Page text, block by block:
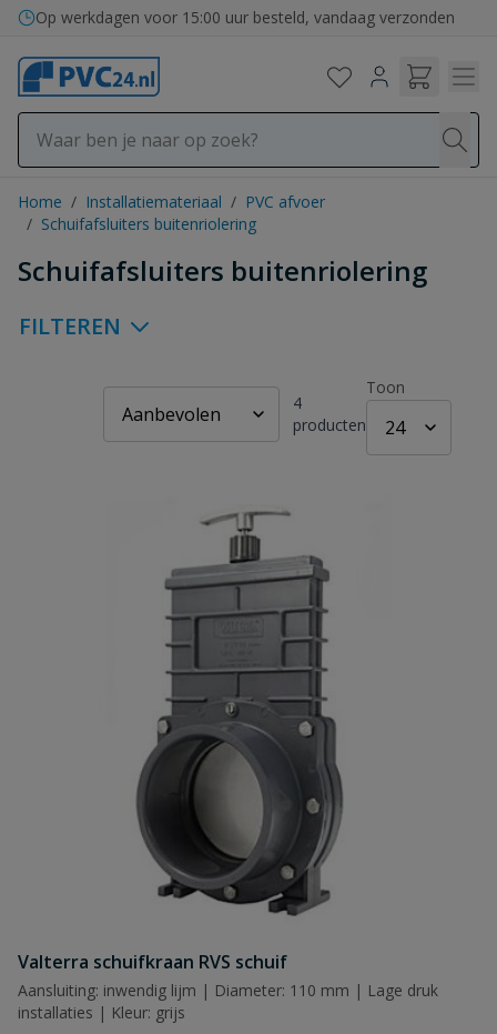
Ga naar de inhoud
Op werkdagen voor 15:00 uur besteld, vandaag verzonden
Home / Installatiemateriaal / PVC afvoer
/ Schuifafsluiters buitenriolering
Schuifafsluiters buitenriolering
FILTEREN
4
producten
Toon
Valterra schuifkraan RVS schuif
Aansluiting: inwendig lijm | Diameter: 110 mm | Lage druk
installaties | Kleur: grijs